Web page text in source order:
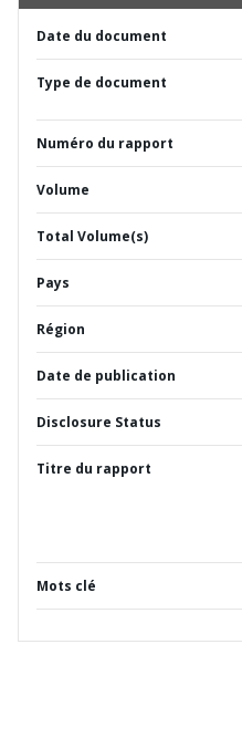
Date du document
Type de document
Numéro du rapport
Volume
Total Volume(s)
Pays
Région
Date de publication
Disclosure Status
Titre du rapport
Mots clé